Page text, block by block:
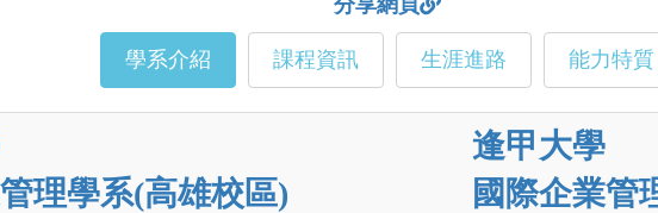
分享網頁
學系介紹 課程資訊 生涯進路 能力特質
理學系(高雄校區)
逢甲大學
國際企業管